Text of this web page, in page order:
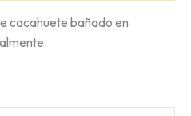
cacahuete bañado en